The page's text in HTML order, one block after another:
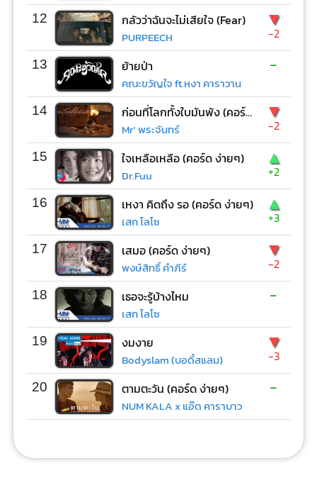
12 กลัวว่าฉันจะไม่เสียใจ (Fear)
PURPEECH
▼
-2
13 ย้ายป่า
คณะขวัญใจ ft.หงา คาราวาน
-
14 ก่อนที่โลกทั้งใบมันพัง (คอร์ด ง่ายๆ)
Mr’ พระจันทร์
▼
-2
15 ใจเหลือเหลือ (คอร์ด ง่ายๆ)
Dr.Fuu
▲
+2
16 เหงา คิดถึง รอ (คอร์ด ง่ายๆ)
เสก โลโซ
▲
+3
17 เสมอ (คอร์ด ง่ายๆ)
พงษ์สิทธิ์ คำภีร์
▼
-2
18 เธอจะรู้บ้างไหม
เสก โลโซ
-
19 งมงาย
Bodyslam (บอดี้สแลม)
▼
-3
20 ตามตะวัน (คอร์ด ง่ายๆ)
NUM KALA x แอ๊ด คาราบาว
-